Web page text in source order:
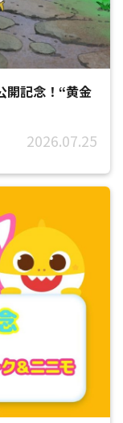
開記念！“黄金
2026.07.25